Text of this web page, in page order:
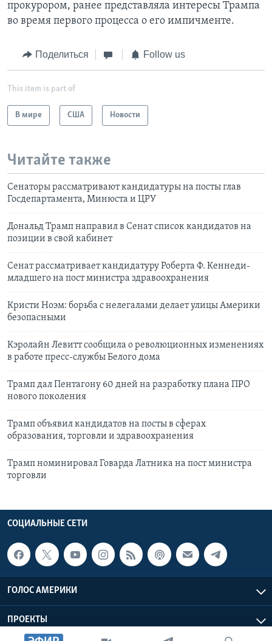
прокурором, ранее представляла интересы Трампа
во время первого процесса о его импичменте.
Поделиться Follow us
This item is part of
В мире США Новости
Читайте также
Сенаторы рассматривают кандидатуры на посты глав
Госдепартамента, Минюста и ЦРУ
Дональд Трамп направил в Сенат список кандидатов на
позиции в свой кабинет
Сенат рассматривает кандидатуру Роберта Ф. Кеннеди-
младшего на пост министра здравоохранения
Кристи Ноэм: борьба с нелегалами делает улицы Америки
безопасными
Кэролайн Левитт сообщила о революционных изменениях
в работе пресс-службы Белого дома
Трамп дал Пентагону 60 дней на разработку плана ПРО
нового поколения
Трамп объявил кандидатов на посты в сферах
образования, торговли и здравоохранения
Трамп номинировал Говарда Латника на пост министра
торговли
СОЦИАЛЬНЫЕ СЕТИ
ГОЛОС АМЕРИКИ
ПРОЕКТЫ